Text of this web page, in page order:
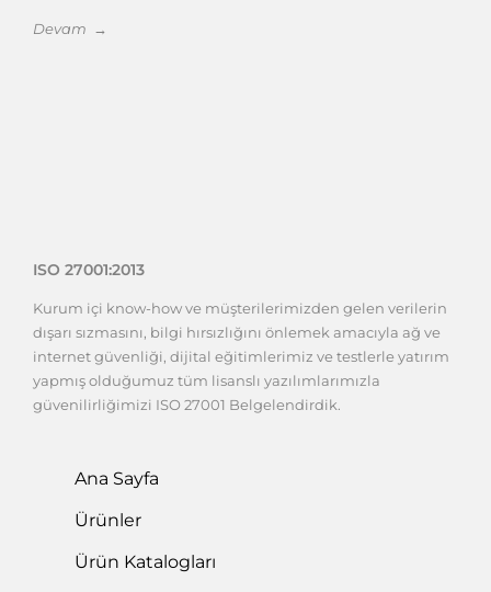
Devam →
ISO 27001:2013
Kurum içi know-how ve müşterilerimizden gelen verilerin
dışarı sızmasını, bilgi hırsızlığını önlemek amacıyla ağ ve
internet güvenliği, dijital eğitimlerimiz ve testlerle yatırım
yapmış olduğumuz tüm lisanslı yazılımlarımızla
güvenilirliğimizi ISO 27001 Belgelendirdik.
Ana Sayfa
Ürünler
Ürün Katalogları